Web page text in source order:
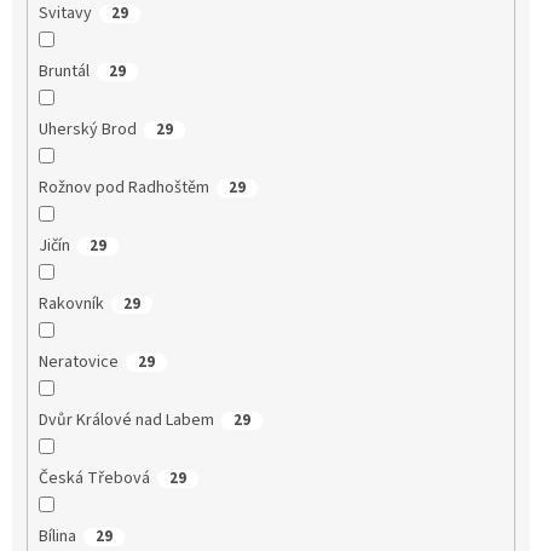
Svitavy 29
Bruntál 29
Uherský Brod 29
Rožnov pod Radhoštěm 29
Jičín 29
Rakovník 29
Neratovice 29
Dvůr Králové nad Labem 29
Česká Třebová 29
Bílina 29